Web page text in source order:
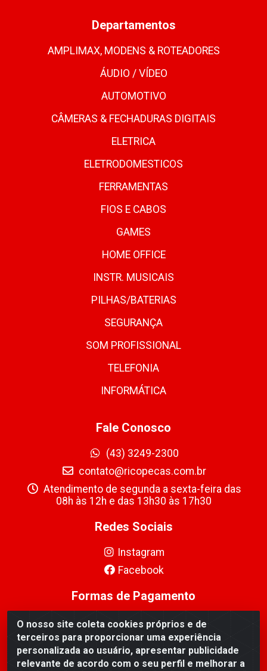
O nosso site coleta cookies próprios e de
terceiros para proporcionar uma experiência
personalizada ao usuário, apresentar publicidade
relevante de acordo com o seu perfil e melhorar a
Departamentos
AMPLIMAX, MODENS & ROTEADORES
ÁUDIO / VÍDEO
AUTOMOTIVO
CÂMERAS & FECHADURAS DIGITAIS
ELETRICA
ELETRODOMESTICOS
FERRAMENTAS
FIOS E CABOS
GAMES
HOME OFFICE
INSTR. MUSICAIS
PILHAS/BATERIAS
SEGURANÇA
SOM PROFISSIONAL
TELEFONIA
INFORMÁTICA
Fale Conosco
(43) 3249-2300
contato@ricopecas.com.br
Atendimento de segunda a sexta-feira das
08h às 12h e das 13h30 às 17h30
Redes Sociais
Instagram
Facebook
Formas de Pagamento
Ricopeças Comércio de componentes Eletrônicos Ltda -